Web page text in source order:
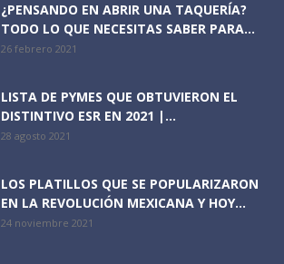
¿PENSANDO EN ABRIR UNA TAQUERÍA?
TODO LO QUE NECESITAS SABER PARA...
26 febrero 2021
LISTA DE PYMES QUE OBTUVIERON EL
DISTINTIVO ESR EN 2021 |...
28 agosto 2021
LOS PLATILLOS QUE SE POPULARIZARON
EN LA REVOLUCIÓN MEXICANA Y HOY...
24 noviembre 2021